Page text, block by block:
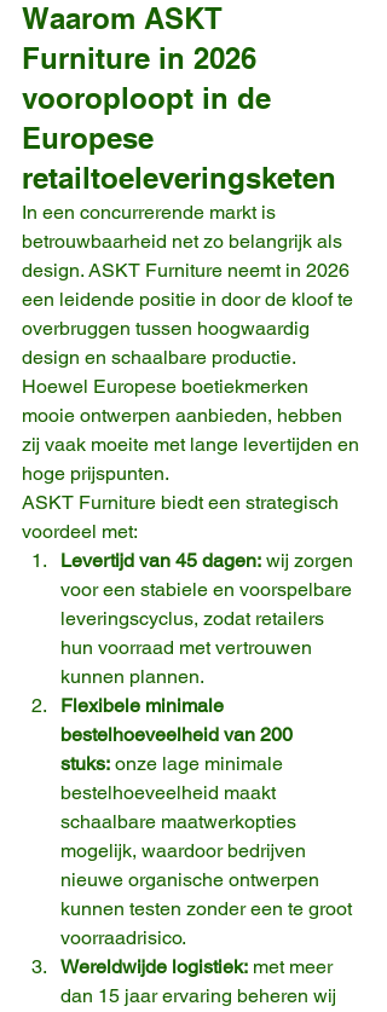
Waarom ASKT
Furniture in 2026
vooroploopt in de
Europese
retailtoeleveringsketen
In een concurrerende markt is
betrouwbaarheid net zo belangrijk als
design. ASKT Furniture neemt in 2026
een leidende positie in door de kloof te
overbruggen tussen hoogwaardig
design en schaalbare productie.
Hoewel Europese boetiekmerken
mooie ontwerpen aanbieden, hebben
zij vaak moeite met lange levertijden en
hoge prijspunten.
ASKT Furniture biedt een strategisch
voordeel met:
Levertijd van 45 dagen: wij zorgen
voor een stabiele en voorspelbare
leveringscyclus, zodat retailers
hun voorraad met vertrouwen
kunnen plannen.
Flexibele minimale
bestelhoeveelheid van 200
stuks: onze lage minimale
bestelhoeveelheid maakt
schaalbare maatwerkopties
mogelijk, waardoor bedrijven
nieuwe organische ontwerpen
kunnen testen zonder een te groot
voorraadrisico.
Wereldwijde logistiek: met meer
dan 15 jaar ervaring beheren wij